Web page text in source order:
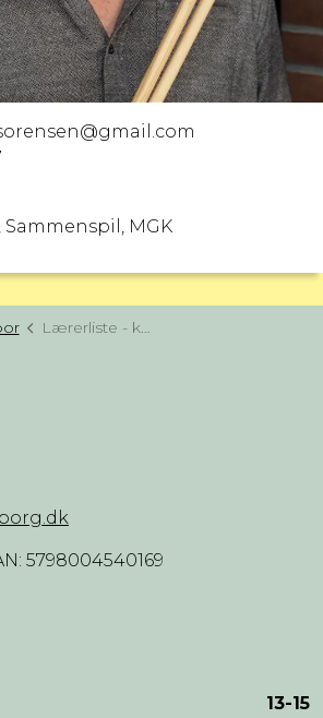
Sammenspil, MGK
Lærerliste - kulturspor (kun til links)
5798004540169
13-15